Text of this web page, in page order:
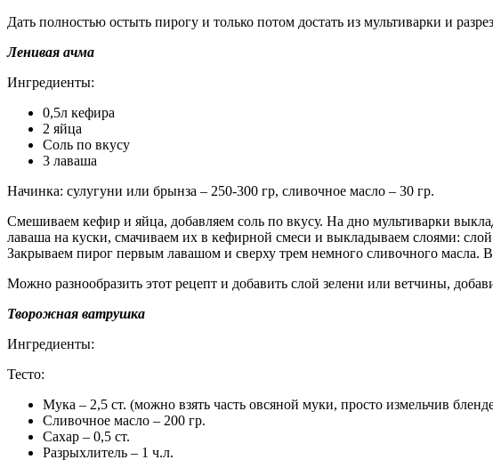
Дать полностью остыть пирогу и только потом достать из мультиварки и
Ленивая ачма
Ингредиенты:
0,5л кефира
2 яйца
Соль по вкусу
3 лаваша
Начинка: сулугуни или брынза – 250-300 гр, сливочное масло – 30 гр.
Смешиваем кефир и яйца, добавляем соль по вкусу. На дно мультиварки
лаваша на куски, смачиваем их в кефирной смеси и выкладываем слоями:
Закрываем пирог первым лавашом и сверху трем немного сливочного
Можно разнообразить этот рецепт и добавить слой зелени или ветчины,
Творожная ватрушка
Ингредиенты:
Тесто:
Мука – 2,5 ст. (можно взять часть овсяной муки, просто измельчив
Сливочное масло – 200 гр.
Сахар – 0,5 ст.
Разрыхлитель – 1 ч.л.